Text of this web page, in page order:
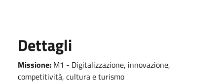
Dettagli
Missione: M1 - Digitalizzazione, innovazione,
competitività, cultura e turismo